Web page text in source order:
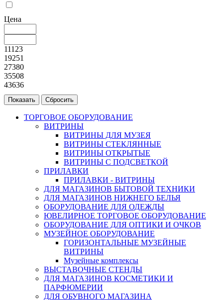
Цена
11123
19251
27380
35508
43636
ТОРГОВОЕ ОБОРУДОВАНИЕ
ВИТРИНЫ
ВИТРИНЫ ДЛЯ МУЗЕЯ
ВИТРИНЫ СТЕКЛЯННЫЕ
ВИТРИНЫ ОТКРЫТЫЕ
ВИТРИНЫ С ПОДСВЕТКОЙ
ПРИЛАВКИ
ПРИЛАВКИ - ВИТРИНЫ
ДЛЯ МАГАЗИНОВ БЫТОВОЙ ТЕХНИКИ
ДЛЯ МАГАЗИНОВ НИЖНЕГО БЕЛЬЯ
ОБОРУДОВАНИЕ ДЛЯ ОДЕЖДЫ
ЮВЕЛИРНОЕ ТОРГОВОЕ ОБОРУДОВАНИЕ
ОБОРУДОВАНИЕ ДЛЯ ОПТИКИ И ОЧКОВ
МУЗЕЙНОЕ ОБОРУДОВАНИЕ
ГОРИЗОНТАЛЬНЫЕ МУЗЕЙНЫЕ
ВИТРИНЫ
Музейные комплексы
ВЫСТАВОЧНЫЕ СТЕНДЫ
ДЛЯ МАГАЗИНОВ КОСМЕТИКИ И
ПАРФЮМЕРИИ
ДЛЯ ОБУВНОГО МАГАЗИНА